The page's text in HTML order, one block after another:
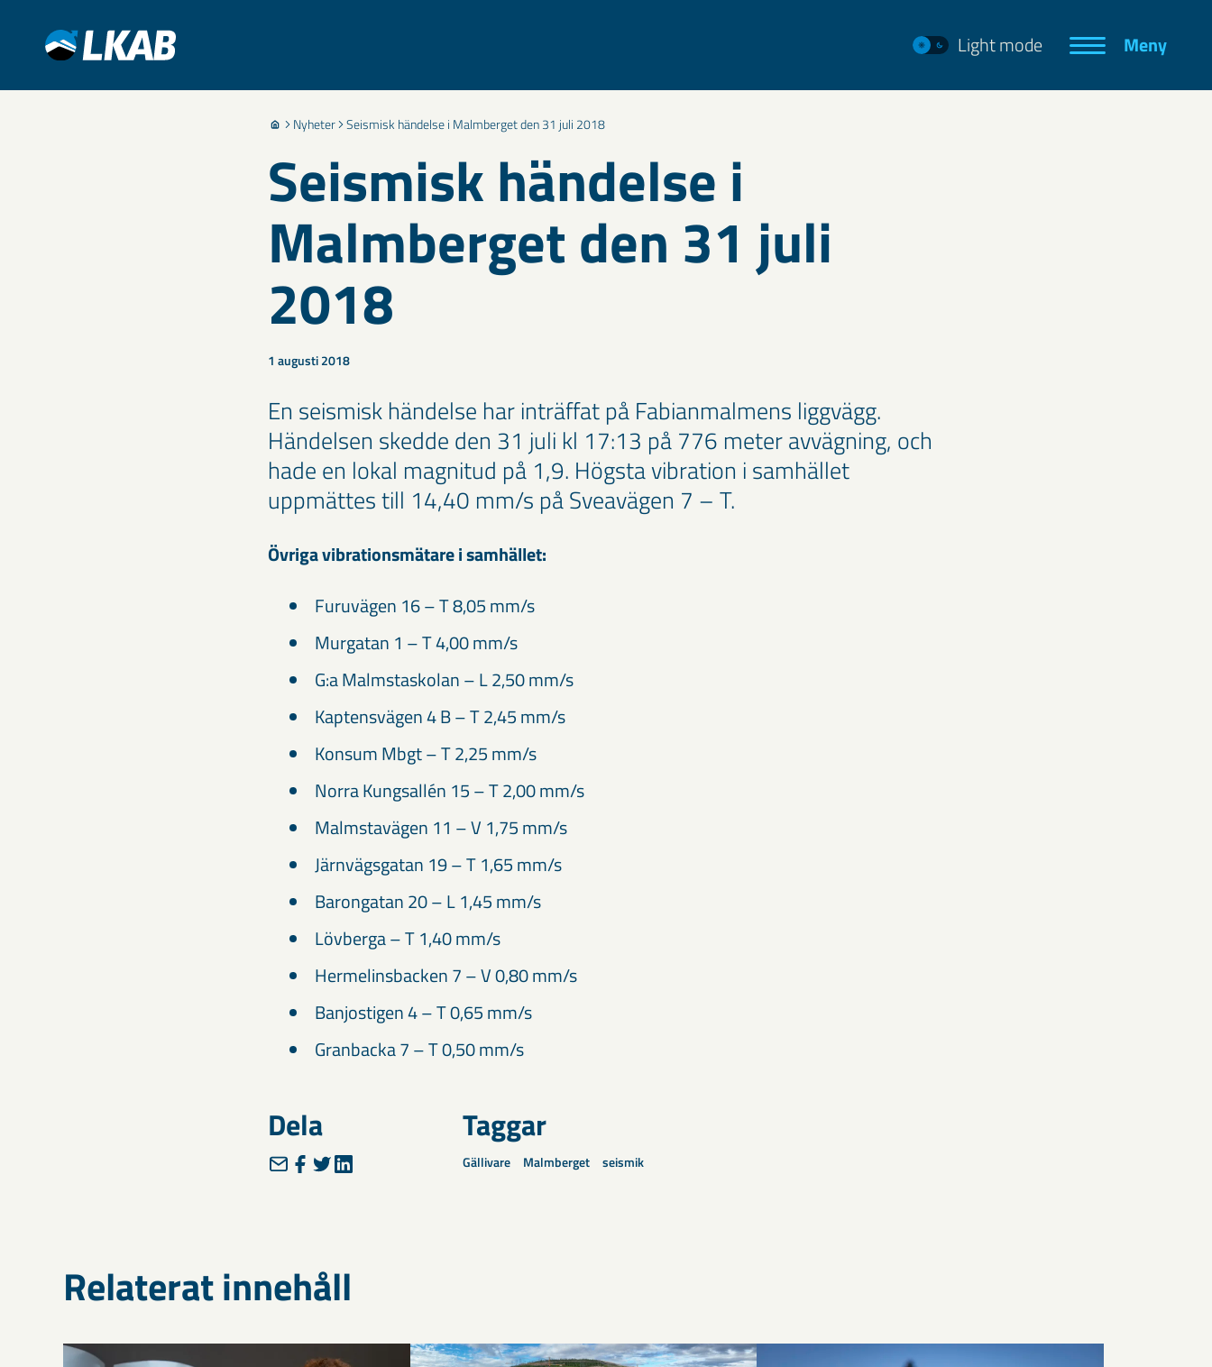
Light mode Meny
Nyheter Seismisk händelse i Malmberget den 31 juli 2018
Seismisk händelse i
Malmberget den 31 juli
2018
1 augusti 2018
En seismisk händelse har inträffat på Fabianmalmens liggvägg.
Händelsen skedde den 31 juli kl 17:13 på 776 meter avvägning, och
hade en lokal magnitud på 1,9. Högsta vibration i samhället
uppmättes till 14,40 mm/s på Sveavägen 7 – T.
Övriga vibrationsmätare i samhället:
Furuvägen 16 – T 8,05 mm/s
Murgatan 1 – T 4,00 mm/s
G:a Malmstaskolan – L 2,50 mm/s
Kaptensvägen 4 B – T 2,45 mm/s
Konsum Mbgt – T 2,25 mm/s
Norra Kungsallén 15 – T 2,00 mm/s
Malmstavägen 11 – V 1,75 mm/s
Järnvägsgatan 19 – T 1,65 mm/s
Barongatan 20 – L 1,45 mm/s
Lövberga – T 1,40 mm/s
Hermelinsbacken 7 – V 0,80 mm/s
Banjostigen 4 – T 0,65 mm/s
Granbacka 7 – T 0,50 mm/s
Dela Taggar
Gällivare Malmberget seismik
Relaterat innehåll